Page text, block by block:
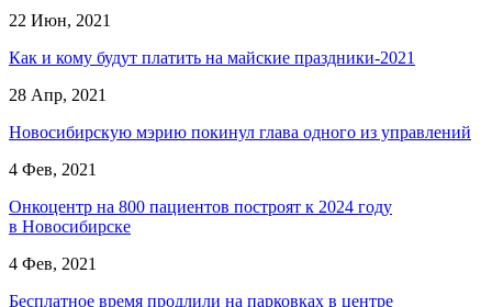
22 Июн, 2021
Как и кому будут платить на майские праздники-2021
28 Апр, 2021
Новосибирскую мэрию покинул глава одного из управлений
4 Фев, 2021
Онкоцентр на 800 пациентов построят к 2024 году
в Новосибирске
4 Фев, 2021
Бесплатное время продлили на парковках в центре